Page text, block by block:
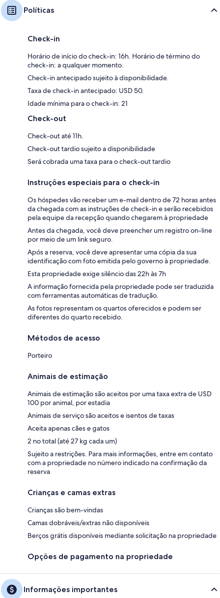
Políticas
Check-in
Horário de início do check-in: 16h. Horário de término do
check-in: a qualquer momento.
Check-in antecipado sujeito à disponibilidade.
Taxa de check-in antecipado: USD 50.
Idade mínima para o check-in: 21
Check-out
Check-out até 11h.
Check-out tardio sujeito a disponibilidade
Será cobrada uma taxa para o check-out tardio
Instruções especiais para o check-in
Os hóspedes vão receber um e-mail dentro de 72 horas antes
da chegada com as instruções de check-in e serão recebidos
pela equipe da recepção quando chegarem à propriedade
Antes da chegada, você deve preencher um registro on-line
por meio de um link seguro.
Após a reserva, você deve apresentar uma cópia da sua
identificação com foto emitida pelo governo à propriedade.
Esta propriedade exige silêncio das 22h às 7h
A informação fornecida pela propriedade pode ser traduzida
com ferramentas automáticas de tradução.
As fotos representam os quartos oferecidos e podem ser
diferentes do quarto recebido.
Métodos de acesso
Porteiro
Animais de estimação
Animais de estimação são aceitos por uma taxa extra de USD
100 por animal, por estadia
Animais de serviço são aceitos e isentos de taxas
Aceita apenas cães e gatos
2 no total (até 27 kg cada um)
Sujeito a restrições. Para mais informações, entre em contato
com a propriedade no número indicado na confirmação da
reserva
Crianças e camas extras
Crianças são bem-vindas
Camas dobráveis/extras não disponíveis
Berços grátis disponíveis mediante solicitação na propriedade
Opções de pagamento na propriedade
Informações importantes